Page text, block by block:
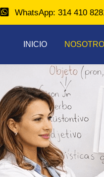
WhatsApp: 314 410
INICIO